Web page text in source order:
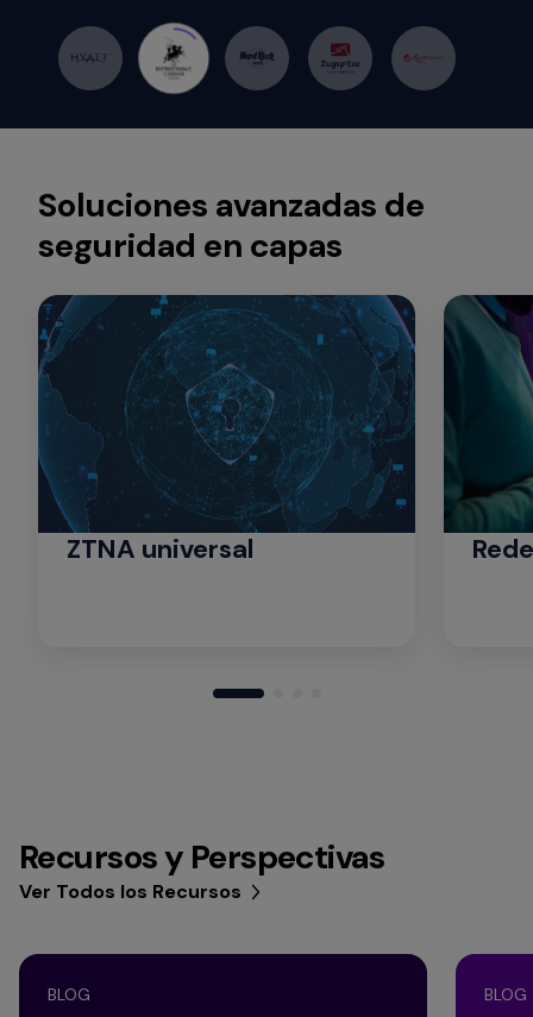
Soluciones avanzadas de
seguridad en capas
ZTNA universal
Recursos y Perspectivas
Ver Todos los Recursos
BLOG BLOG